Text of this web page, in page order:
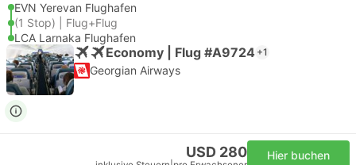
EVN Yerevan Flughafen
(1 Stop) | Flug+Flug
LCA Larnaka Flughafen
Economy | Flug #A9724 +1
Georgian Airways
USD 280 Hier buchen